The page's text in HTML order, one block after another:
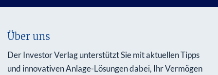
Über uns
Der Investor Verlag unterstützt Sie mit aktuellen Tipps
und innovativen Anlage-Lösungen dabei, Ihr Vermögen